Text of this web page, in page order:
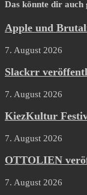
Das könnte dir auch
Apple und
7. August 2026
Slackrr
7. August 2026
KiezKultur
7. August 2026
OTTOLIEN
7. August 2026